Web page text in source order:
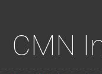
CMN